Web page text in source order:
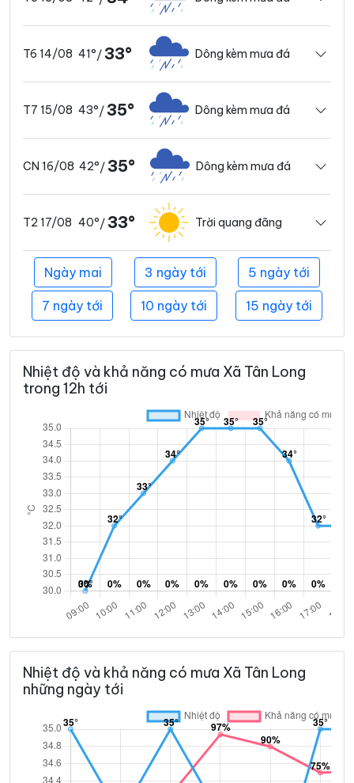
T6 14/08 41°/ 33° Dông kèm mưa đá
T7 15/08 43°/ 35° Dông kèm mưa đá
CN 16/08 42°/ 35° Dông kèm mưa đá
T2 17/08 40°/ 33° Trời quang đãng
Ngày mai 3 ngày tới 5 ngày tới
7 ngày tới 10 ngày tới 15 ngày tới
Nhiệt độ và khả năng có mưa Xã Tân Long
trong 12h tới
Nhiệt độ và khả năng có mưa Xã Tân Long
những ngày tới